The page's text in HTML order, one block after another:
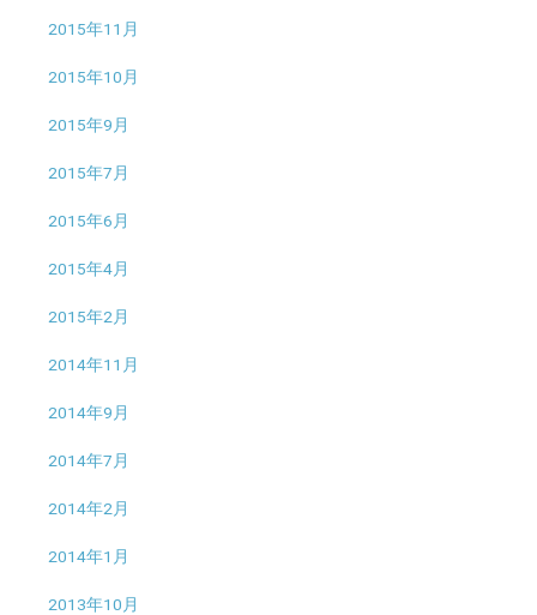
2015年11月
2015年10月
2015年9月
2015年7月
2015年6月
2015年4月
2015年2月
2014年11月
2014年9月
2014年7月
2014年2月
2014年1月
2013年10月